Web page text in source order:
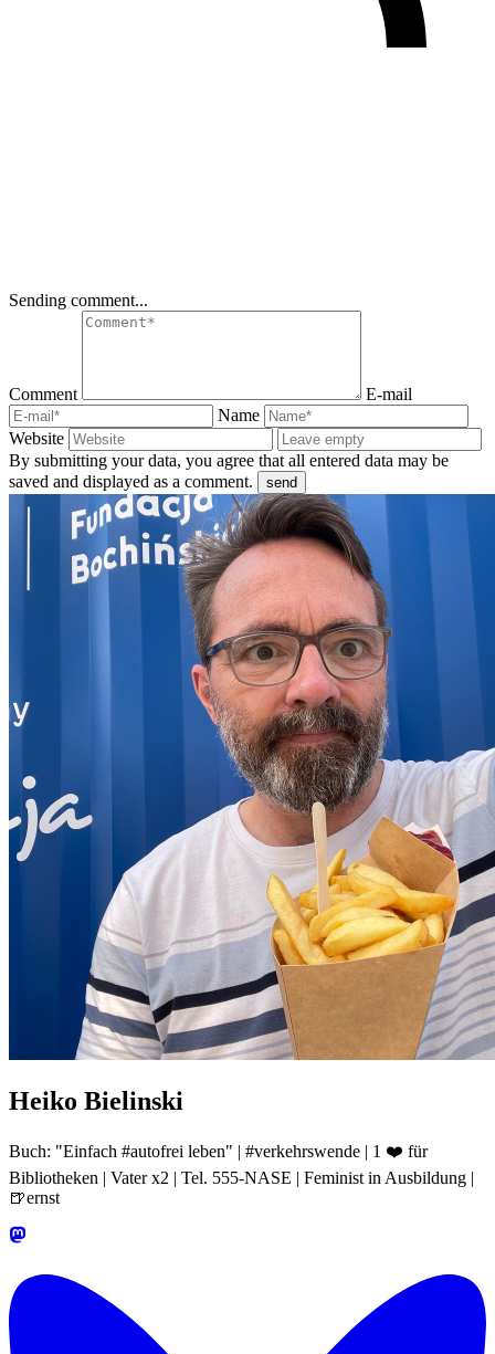
Sending comment...
Comment
E-mail
Name
Website
By submitting your data, you agree that all entered data may be
saved and displayed as a comment.
Heiko Bielinski
Buch: "Einfach #autofrei leben" | #verkehrswende | 1 ❤️ für
Bibliotheken | Vater x2 | Tel. 555-NASE | Feminist in Ausbildung |
🍺ernst